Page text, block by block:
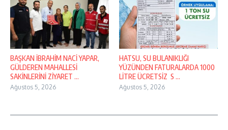
BAŞKAN İBRAHİM NACİ YAPAR,
GÜLDEREN MAHALLESİ
SAKİNLERİNİ ZİYARET ...
Ağustos 5, 2026
HATSU, SU BULANIKLIĞI
YÜZÜNDEN FATURALARDA 1000
LİTRE ÜCRETSİZ S ...
Ağustos 5, 2026